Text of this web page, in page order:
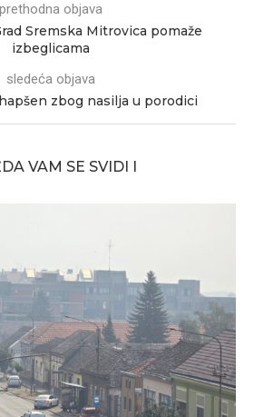
prethodna objava
Sremska Mitrovica pomaže
izbeglicama
sledeća objava
zbog nasilja u porodici
VAM SE SVIDI I